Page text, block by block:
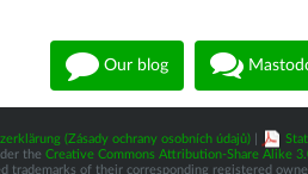
Our blog
(Zásady ochrany osobních údajů)|
the Creative Commons Attribution-Share Alike
trademarks of their corresponding registered